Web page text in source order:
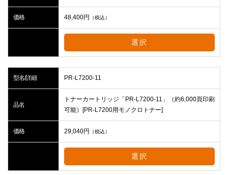
価格 48,400円 （税込）
選択
型名/詳細 PR-L7200-11
品名
トナーカートリッジ「PR-L7200-11」（約6,000頁印刷
可能）[PR-L7200用モノクロトナー]
価格 29,040円 （税込）
選択